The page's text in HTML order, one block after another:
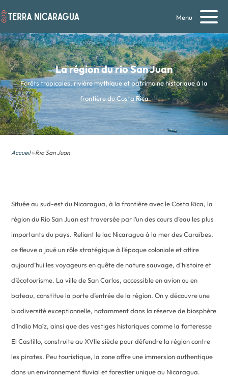
Menu
La région du rio San Juan
Forêts tropicales, rivière mythique et patrimoine historique à la
frontière du Costa Rica
Accueil» Rio San Juan
Située au sud-est du Nicaragua, à la frontière avec le Costa Rica, la
région du Río San Juan est traversée par l’un des cours d’eau les plus
importants du pays. Reliant le lac Nicaragua à la mer des Caraïbes,
ce fleuve a joué un rôle stratégique à l’époque coloniale et attire
aujourd’hui les voyageurs en quête de nature sauvage, d’histoire et
d’écotourisme. La ville de San Carlos, accessible en avion ou en
bateau, constitue la porte d’entrée de la région. On y découvre une
biodiversité exceptionnelle, notamment dans la réserve de biosphère
d’Indio Maíz, ainsi que des vestiges historiques comme la forteresse
El Castillo, construite au XVIIe siècle pour défendre la région contre
les pirates. Peu touristique, la zone offre une immersion authentique
dans un environnement fluvial et forestier unique au Nicaragua.